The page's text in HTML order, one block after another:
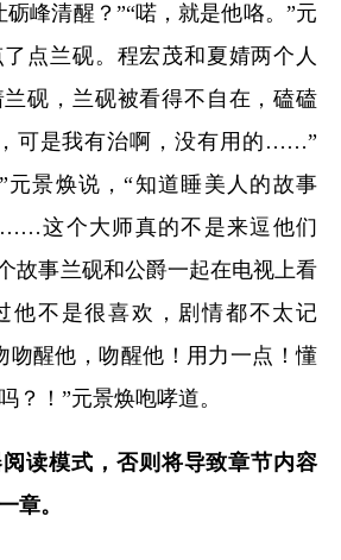
峰清醒？”“喏，就是他咯。”元
点兰砚。程宏茂和夏婧两个人
砚，兰砚被看得不自在，磕磕
可是我有治啊，没有用的……”
元景焕说，“知道睡美人的故事
这个大师真的不是来逗他们
故事兰砚和公爵一起在电视上看
他不是很喜欢，剧情都不太记
吻醒他，吻醒他！用力一点！懂
？！”元景焕咆哮道。
读模式，否则将导致章节内容
章。